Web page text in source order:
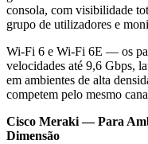
consola, com visibilidade
grupo de utilizadores e
Wi-Fi 6 e Wi-Fi 6E — os
velocidades até 9,6 Gbps,
em ambientes de alta
competem pelo mesmo
Cisco Meraki — Para
Dimensão